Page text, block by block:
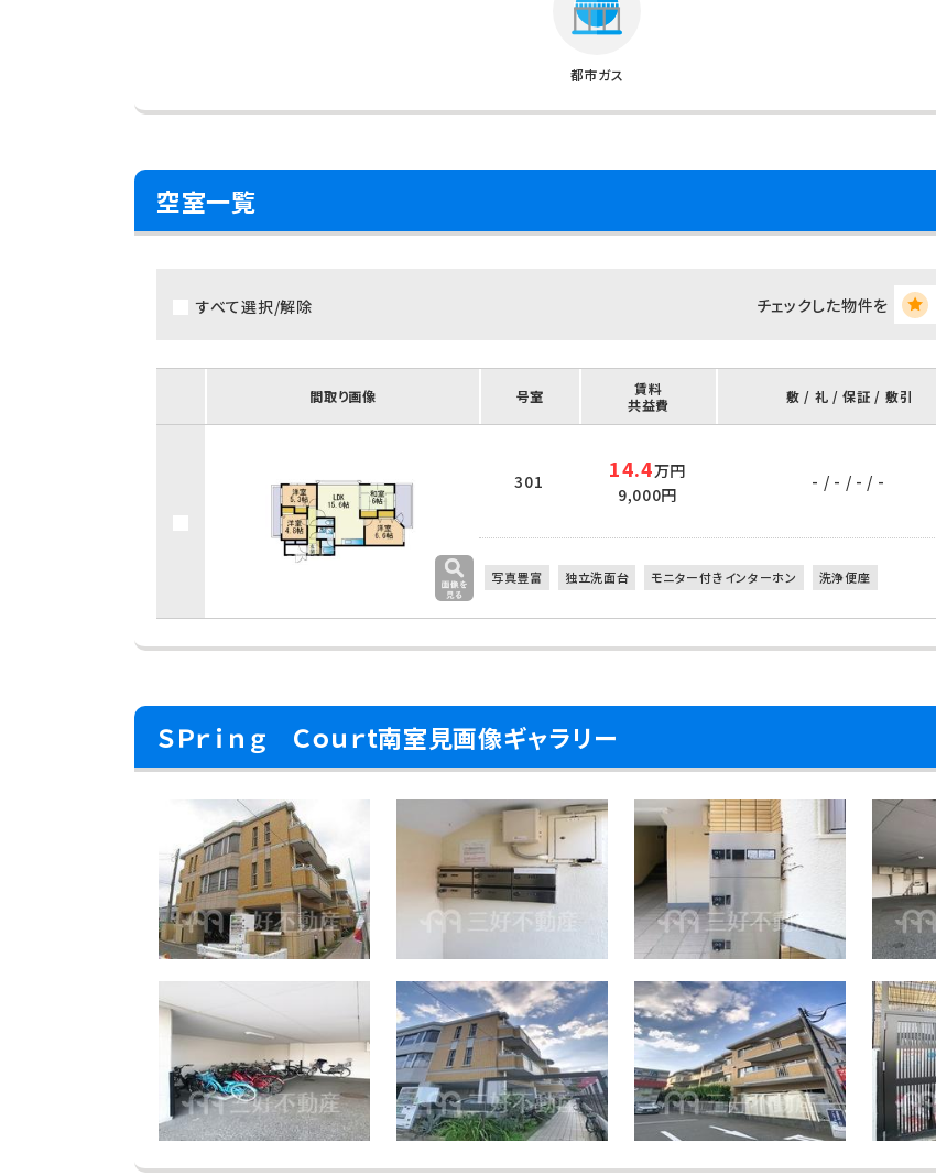
都市ガス
空室一覧
すべて選択/解除 チェックした物件を
間取り画像 号室
賃料
共益費
敷 / 礼 / 保証 / 敷引
301 14.4万円
9,000円
- / - / - / -
写真豊富 独立洗面台 モニター付きインターホン 洗浄便座
ＳＰｒｉｎｇ Ｃｏｕｒt南室見画像ギャラリー